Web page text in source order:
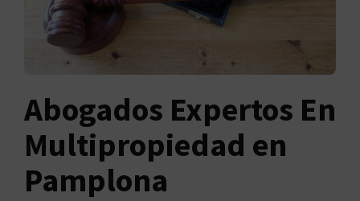
Abogados Expertos En
Multipropiedad en
Pamplona